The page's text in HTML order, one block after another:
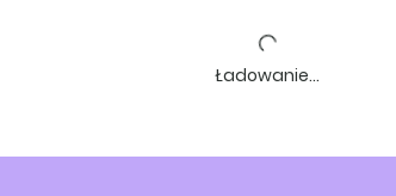
Ładowanie…